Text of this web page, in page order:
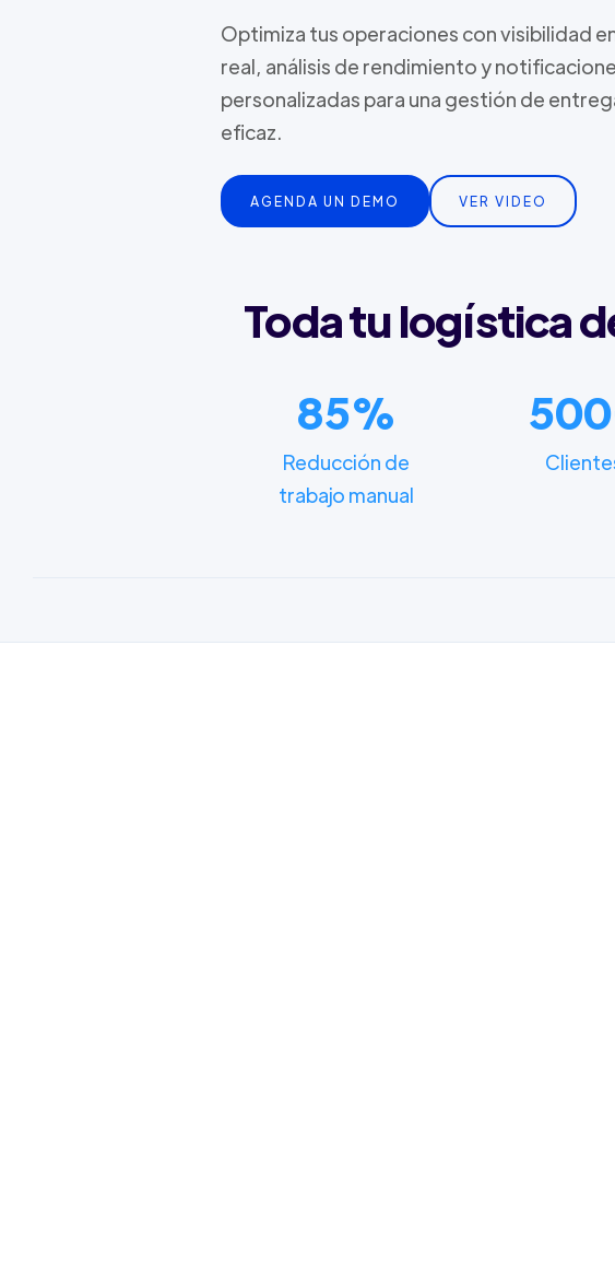
Optimiza tus operaciones con visibilidad
real, análisis de rendimiento y
personalizadas para una gestión de
eficaz.
AGENDA UN DEMO VER VIDEO
Toda tu logística
85%
Reducción de
trabajo manual